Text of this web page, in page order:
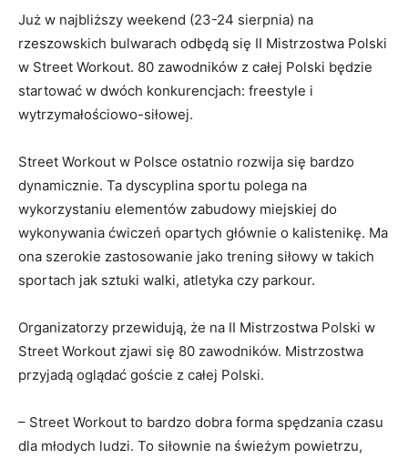
Już w najbliższy weekend (23-24 sierpnia) na
rzeszowskich bulwarach odbędą się II Mistrzostwa Polski
w Street Workout. 80 zawodników z całej Polski będzie
startować w dwóch konkurencjach: freestyle i
wytrzymałościowo-siłowej.
Street Workout w Polsce ostatnio rozwija się bardzo
dynamicznie. Ta dyscyplina sportu polega na
wykorzystaniu elementów zabudowy miejskiej do
wykonywania ćwiczeń opartych głównie o kalistenikę. Ma
ona szerokie zastosowanie jako trening siłowy w takich
sportach jak sztuki walki, atletyka czy parkour.
Organizatorzy przewidują, że na II Mistrzostwa Polski w
Street Workout zjawi się 80 zawodników. Mistrzostwa
przyjadą oglądać goście z całej Polski.
– Street Workout to bardzo dobra forma spędzania czasu
dla młodych ludzi. To siłownie na świeżym powietrzu,